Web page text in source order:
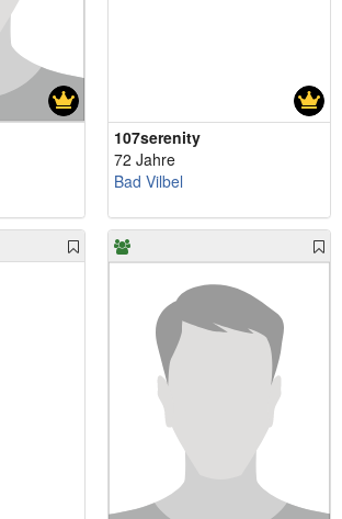
107serenity
72 Jahre
Bad Vilbel